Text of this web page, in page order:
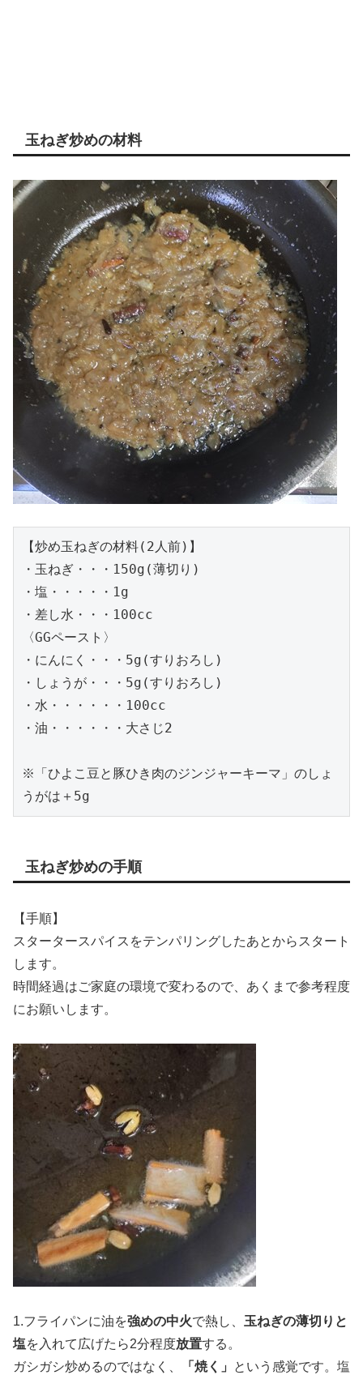
玉ねぎ炒めの材料
【炒め玉ねぎの材料(2人前)】
・玉ねぎ・・・150g(薄切り)
・塩・・・・・1g
・差し水・・・100cc
〈GGペースト〉
・にんにく・・・5g(すりおろし)
・しょうが・・・5g(すりおろし)
・水・・・・・・100cc
・油・・・・・・大さじ2
※「ひよこ豆と豚ひき肉のジンジャーキーマ」のしょ
うがは＋5g
玉ねぎ炒めの手順
【手順】
スタータースパイスをテンパリングしたあとからスタート
します。
時間経過はご家庭の環境で変わるので、あくまで参考程度
にお願いします。
1.フライパンに油を強めの中火で熱し、 玉ねぎの薄切りと
塩を入れて広げたら2分程度放置する。
ガシガシ炒めるのではなく、
「焼く」
という感覚です。塩